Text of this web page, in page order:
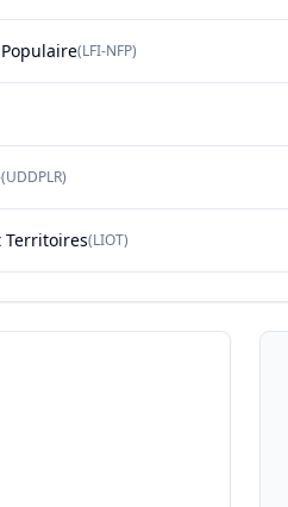
(LFI-NFP)
(UDDPLR)
(LIOT)